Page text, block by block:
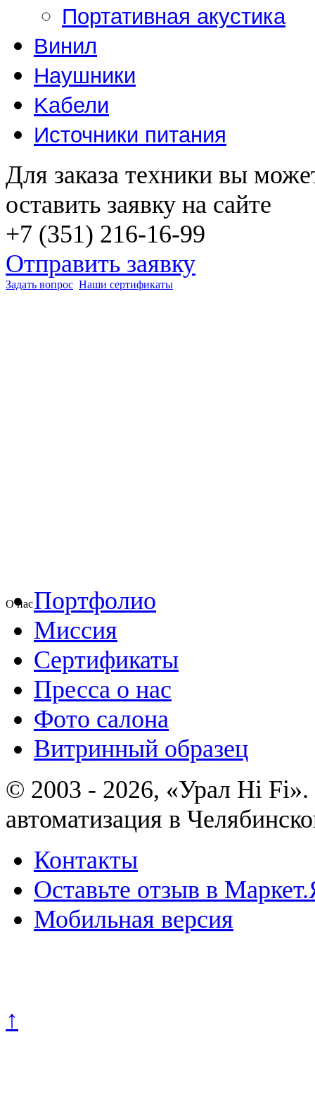
Портативная акустика
Винил
Наушники
Kабели
Источники питания
Для заказа техники вы
оставить заявку на сайте
+7 (351) 216-16-99
Отправить заявку
Задать вопрос Наши сертификаты
О насПортфолио
Миссия
Сертификаты
Пресса о нас
Фото салона
Витринный образец
© 2003 - 2026, «Урал Hi
автоматизация в
Контакты
Оставьте отзыв в
Мобильная версия
↑